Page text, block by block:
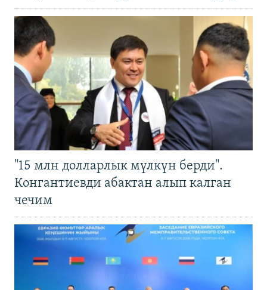
"15 млн долларлык мүлкүн берди".
Конгантиевди абактан алып калган
чечим